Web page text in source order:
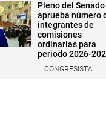
Pleno del Senado
aprueba número
integrantes de
comisiones
ordinarias para
periodo 2026-
CONGRESISTA